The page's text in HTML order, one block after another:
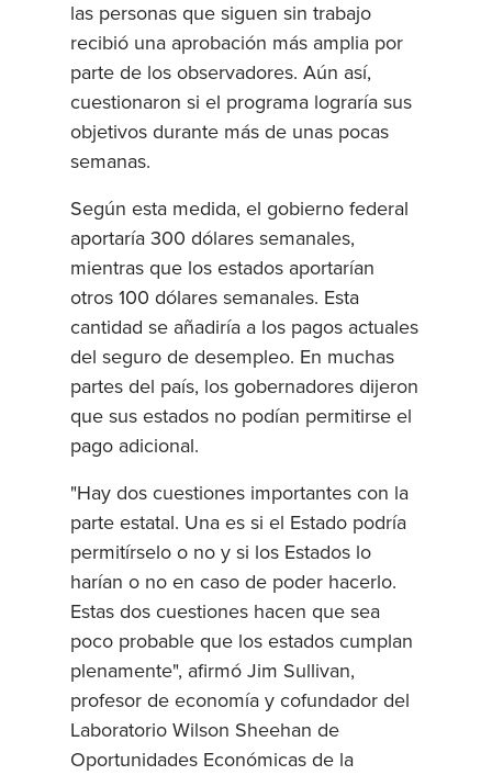
las personas que siguen sin trabajo
recibió una aprobación más amplia por
parte de los observadores. Aún así,
cuestionaron si el programa lograría sus
objetivos durante más de unas pocas
semanas.
Según esta medida, el gobierno federal
aportaría 300 dólares semanales,
mientras que los estados aportarían
otros 100 dólares semanales. Esta
cantidad se añadiría a los pagos actuales
del seguro de desempleo. En muchas
partes del país, los gobernadores dijeron
que sus estados no podían permitirse el
pago adicional.
"Hay dos cuestiones importantes con la
parte estatal. Una es si el Estado podría
permitírselo o no y si los Estados lo
harían o no en caso de poder hacerlo.
Estas dos cuestiones hacen que sea
poco probable que los estados cumplan
plenamente", afirmó Jim Sullivan,
profesor de economía y cofundador del
Laboratorio Wilson Sheehan de
Oportunidades Económicas de la